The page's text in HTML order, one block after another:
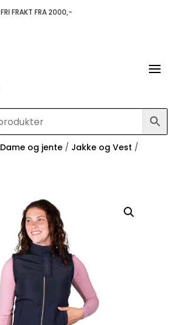
FRI FRAKT FRA 2000,-
Dame og jente / Jakke og Vest /